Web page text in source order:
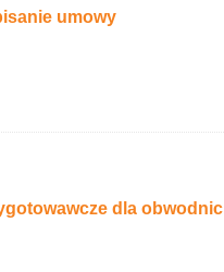
umowy
dla obwodnic